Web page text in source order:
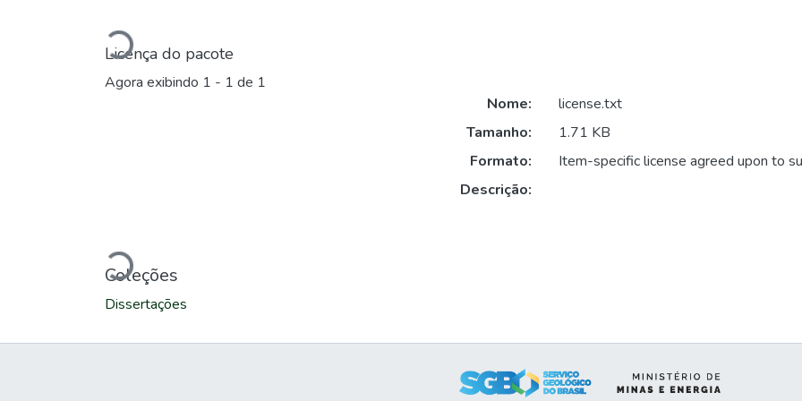
Carregando...
Licença do pacote
Agora exibindo 1 - 1 de 1
Carregando...
Nome:
license.txt
Tamanho:
1.71 KB
Formato:
Item-specific license agreed upon to
Descrição:
Coleções
Dissertações